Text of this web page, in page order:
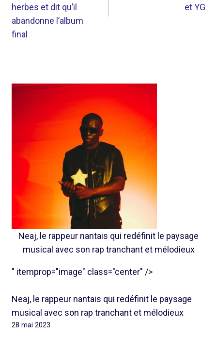
herbes et dit qu’il
abandonne l’album
final
et YG
Neaj, le rappeur nantais qui redéfinit le paysage
musical avec son rap tranchant et mélodieux
" itemprop="image" class="center" />
Neaj, le rappeur nantais qui redéfinit le paysage
musical avec son rap tranchant et mélodieux
28 mai 2023